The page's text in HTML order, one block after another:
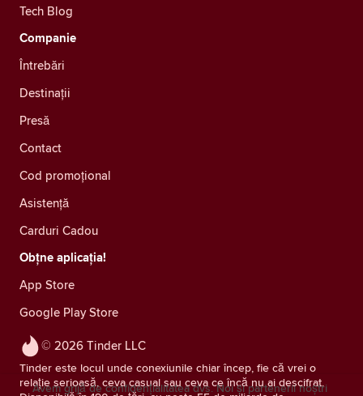
© 2026 Tinder LLC
Tinder este locul unde conexiunile chiar încep, fie că vrei o
relație serioasă, ceva casual sau ceva ce încă nu ai descifrat.
Tech Blog
Companie
Întrebări
Destinații
Presă
Contact
Cod promoțional
Asistență
Carduri Cadou
Obțne aplicația!
App Store
Google Play Store
Avem grijă de confidențialitatea dvs. Noi și partenerii noștri